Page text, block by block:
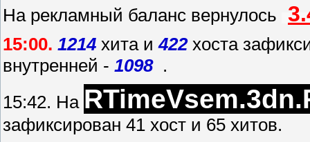
На рекламный баланс вернулось
15:00. 1214 хита и422хоста
внутренней - 1098.
15:42. На
зафиксирован 41 хост и 65 хитов.